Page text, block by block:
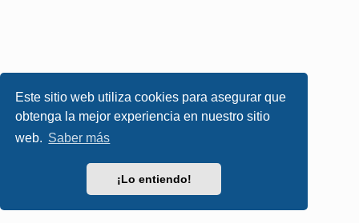
Este sitio web utiliza cookies para asegurar que
obtenga la mejor experiencia en nuestro sitio
web. Saber más
¡Lo entiendo!